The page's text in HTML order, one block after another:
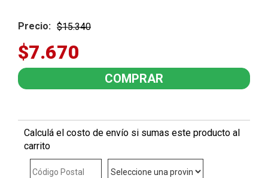
Precio: $15.340
$7.670
Calculá el costo de envío si sumas este producto al
carrito